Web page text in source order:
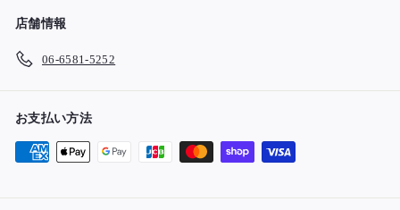
店舗情報
06-6581-5252
お支払い方法